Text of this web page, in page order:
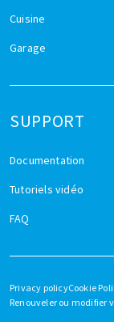
Cuisine
Garage
SUPPORT
Documentation
Tutoriels vidéo
FAQ
Privacy policyCookie
Renouveler ou modifier